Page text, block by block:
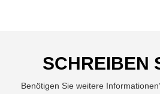
SCHREIBEN
Benötigen Sie weitere